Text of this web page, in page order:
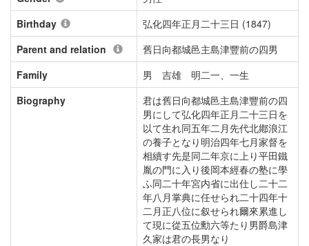
Birthday
弘化四年正月二十三日 (1847)
Parent and relation
舊日向都城邑主島津豐前の四男
Family
男 吉雄 明二一、一生
Biography
君は舊日向都城邑主島津豐前の四
男にして弘化四年正月二十三日を
以て生れ同五年二月先代北鄕浪江
の養子となり明治四年七月家督を
相續す先是同二年京に上り平田鐵
胤の門に入り後岡本經春の塾に學
ふ同二十年宮内省に出仕し二十二
年八月掌典に任せられ二十四年十
二月正八位に叙せられ爾來累進し
て現に從五位勳六等たり男爵島津
久家は君の長男なり